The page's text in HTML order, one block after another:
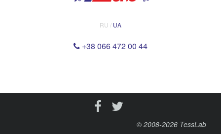
RU / UA
+38 066 472 00 44
© 2008-2026 TessLab